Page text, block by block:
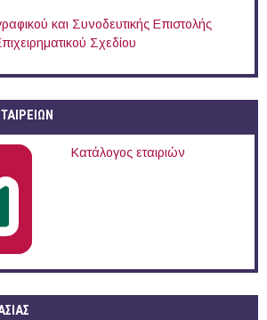
και Συνοδευτικής Επιστολής
Σχεδίου
Κατάλογος εταιριών